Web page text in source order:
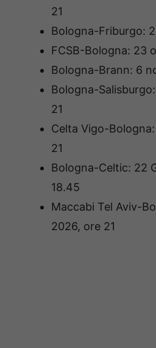
21
Bologna-Friburgo:
FCSB-Bologna: 23
Bologna-Brann: 6
Bologna-
21
Celta Vigo-
21
Bologna-Celtic: 22
18.45
Maccabi Tel Aviv-
2026, ore 21